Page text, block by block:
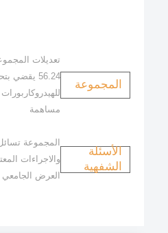
المجموعة
تعديلات
56.24
مساهمة
الأسئلة
الشفهية
المجموعة
والاجراءات
العرض